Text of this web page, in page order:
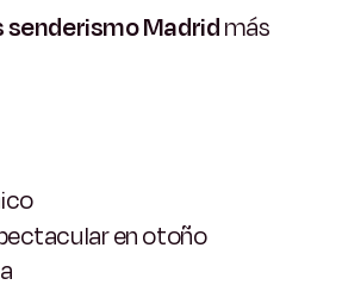
Madridmás
en otoño